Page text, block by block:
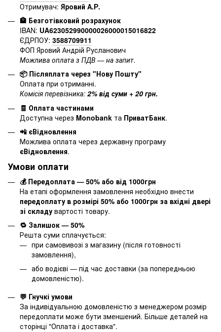
Отримувач: Яровий А.Р.
🏦 Безготівковий розрахунок
IBAN: UA623052990000026000015016822
ЄДРПОУ: 3588709911
ФОП Яровий Андрій Русланович
Можлива оплата з ПДВ — на запит.
📦 Післяплата через "Нову Пошту"
Оплата при отриманні.
Комісія перевізника: 2% від суми + 20 грн.
🧾 Оплата частинами
Доступна через Monobank та ПриватБанк.
📲 єВідновлення
Можлива оплата через державну програму
єВідновлення.
Умови оплати
💰 Передоплата — 50% або від 1000грн
На етапі оформлення замовлення необхідно внести
передоплату в розмірі 50% або 1000грн за вхідні двері
зі складу вартості товару.
🔁 Залишок — 50%
Решта суми сплачується:
при самовивозі з магазину (після готовності
замовлення),
або водієві — під час доставки (за попередньою
домовленістю).
💬 Гнучкі умови
За індивідуальною домовленістю з менеджером розмір
передоплати може бути зменшений. Більше деталей на
сторінці "Оплата і доставка".